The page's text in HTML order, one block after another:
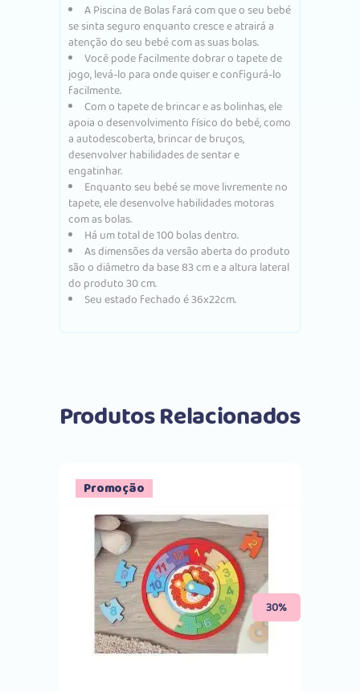
A Piscina de Bolas fará com que o seu bebé
se sinta seguro enquanto cresce e atrairá a
atenção do seu bebé com as suas bolas.
Você pode facilmente dobrar o tapete de
jogo, levá-lo para onde quiser e configurá-lo
facilmente.
Com o tapete de brincar e as bolinhas, ele
apoia o desenvolvimento físico do bebé, como
a autodescoberta, brincar de bruços,
desenvolver habilidades de sentar e
engatinhar.
Enquanto seu bebé se move livremente no
tapete, ele desenvolve habilidades motoras
com as bolas.
Há um total de 100 bolas dentro.
As dimensões da versão aberta do produto
são o diâmetro da base 83 cm e a altura lateral
do produto 30 cm.
Seu estado fechado é 36x22cm.
Produtos Relacionados
Promoção
30%
Comprar